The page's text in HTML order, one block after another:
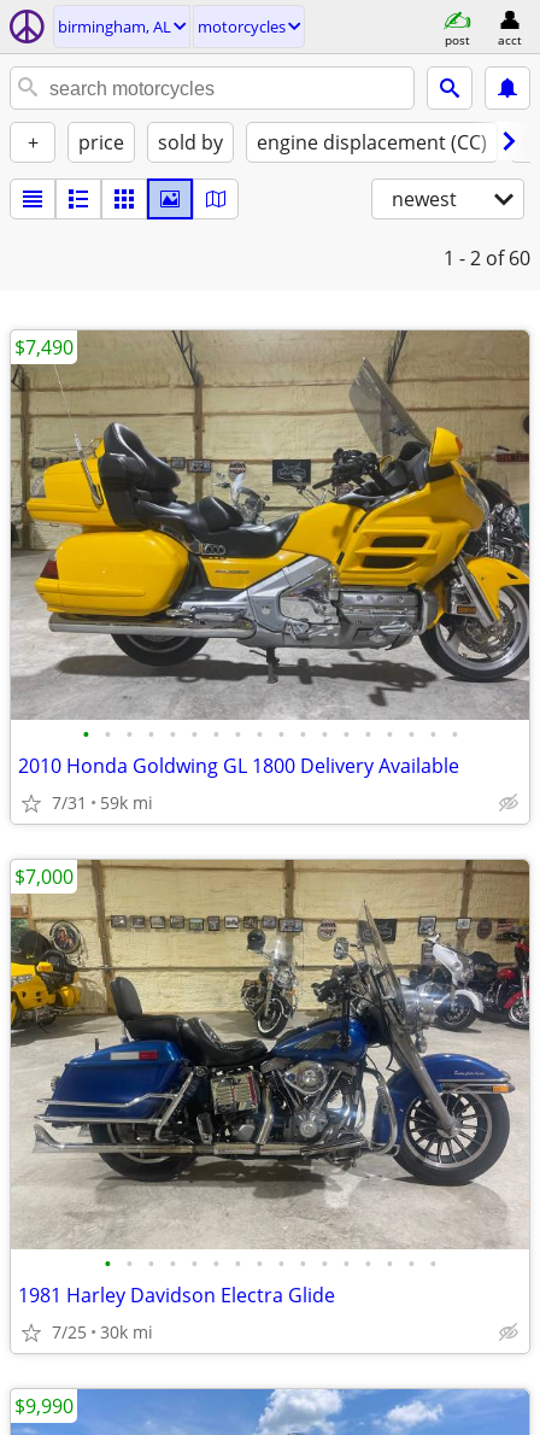
birmingham, AL motorcycles
post acct
+ price sold by engine displacement (CC)
newest
1 - 2 of 60
• • • • • • • • • • • • • • • • • •
2010 Honda Goldwing GL 1800 Delivery Available
7/31 59k mi
$7,490
• • • • • • • • • • • • • • • •
1981 Harley Davidson Electra Glide
7/25 30k mi
$7,000
$9,990